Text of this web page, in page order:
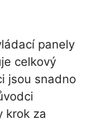
panely
celkový
jsou snadno
krok za